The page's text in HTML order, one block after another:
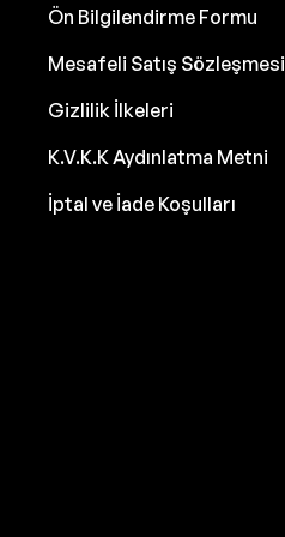
Ön Bilgilendirme Formu
Mesafeli Satış Sözleşmesi
Gizlilik İlkeleri
K.V.K.K Aydınlatma Metni
İptal ve İade Koşulları